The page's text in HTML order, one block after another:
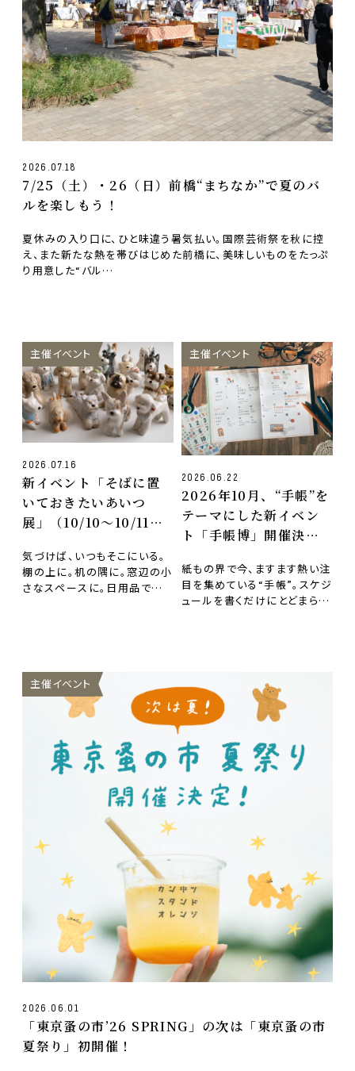
2026.07.18
7/25（土）・26（日）前橋“まちなか”で夏のバ
ルを楽しもう！
夏休みの入り口に、ひと味違う暑気払い。国際芸術祭を秋に控
え、また新たな熱を帯びはじめた前橋に、美味しいものをたっぷ
り用意した“バル…
主催イベント
2026.07.16
新イベント「そばに置
いておきたいあいつ
展」（10/10〜10/11）
気づけば、いつもそこにいる。
棚の上に。机の隅に。窓辺の小
さなスペースに。日用品では
主催イベント
2026.06.22
2026年10月、“手帳”を
テーマにした新イベン
ト「手帳博」開催決
紙もの界で今、ますます熱い注
目を集めている“手帳”。スケジ
ュールを書くだけにとどまら
主催イベント
2026.06.01
「東京蚤の市’26 SPRING」の次は「東京蚤の市
夏祭り」初開催！